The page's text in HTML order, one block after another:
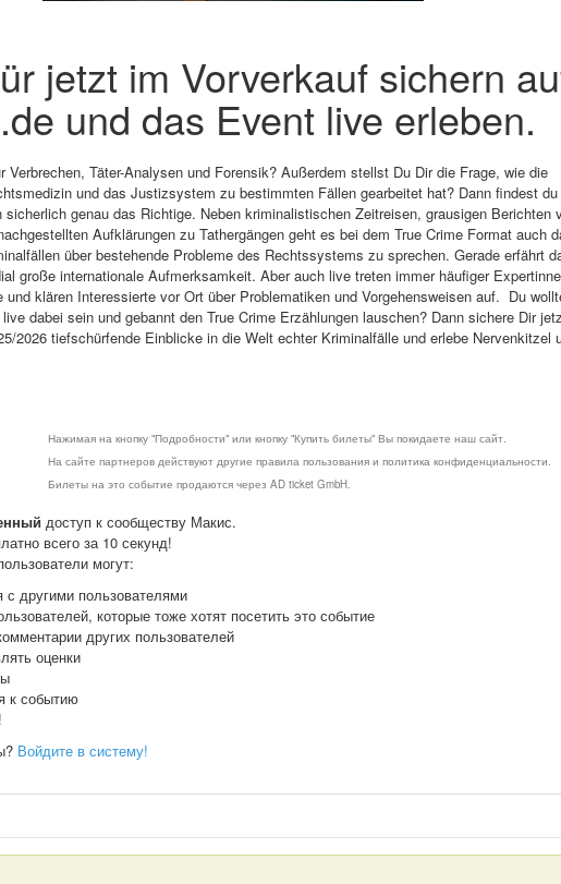
jetzt im Vorverkauf sichern
und das Event live erleben.
Verbrechen, Täter-Analysen und Forensik? Außerdem stellst Du Dir die Frage, wie die
und das Justizsystem zu bestimmten Fällen gearbeitet hat? Dann findest
sicherlich genau das Richtige. Neben kriminalistischen Zeitreisen, grausigen Berichten
Aufklärungen zu Tathergängen geht es bei dem True Crime Format auch
über bestehende Probleme des Rechtssystems zu sprechen. Gerade erfährt
große internationale Aufmerksamkeit. Aber auch live treten immer häufiger
und klären Interessierte vor Ort über Problematiken und Vorgehensweisen auf. Du
dabei sein und gebannt den True Crime Erzählungen lauschen? Dann sichere Dir
2026 tiefschürfende Einblicke in die Welt echter Kriminalfälle und erlebe Nervenkitzel
Нажимая на кнопку "Подробности" или кнопку "Купить билеты" Вы покидаете наш сайт.
На сайте партнеров действуют другие правила пользования и политика конфиденциальности.
Билеты на это событие продаются через AD ticket GmbH.
доступ к сообществу Макис.
всего за 10 секунд!
могут:
с другими пользователями
которые тоже хотят посетить это событие
других пользователей
оценки
к событию
Войдите в систему!